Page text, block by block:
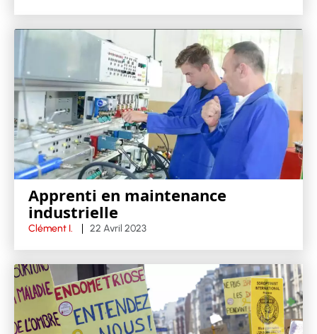
Apprenti en maintenance
industrielle
Clément I. 22 Avril 2023